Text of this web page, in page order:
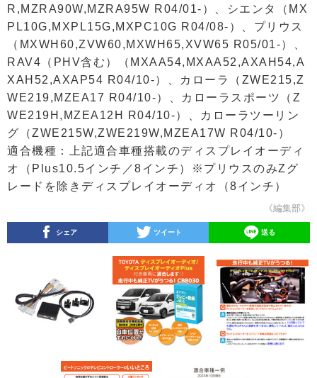
R,MZRA90W,MZRA95W R04/01-）、シエンタ（MX
PL10G,MXPL15G,MXPC10G R04/08-）、プリウス
（MXWH60,ZVW60,MXWH65,XVW65 R05/01-）、
RAV4（PHV含む）（MXAA54,MXAA52,AXAH54,A
XAH52,AXAP54 R04/10-）、カローラ（ZWE215,Z
WE219,MZEA17 R04/10-）、カローラスポーツ（Z
WE219H,MZEA12H R04/10-）、カローラツーリン
グ（ZWE215W,ZWE219W,MZEA17W R04/10-）
適合機種：上記適合車種搭載のディスプレイオーディ
オ（Plus10.5インチ／8インチ）※プリウスのみZグ
レードを除きディスプレイオーディオ（8インチ）
《編集部》
シェア ツイート 送る